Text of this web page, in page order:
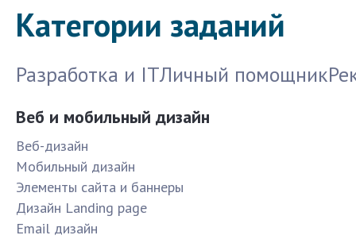
Категории заданий
Разработка и ITЛичный помощник
Веб и мобильный дизайн
Веб-дизайн
Мобильный дизайн
Элементы сайта и баннеры
Дизайн Landing page
Email дизайн